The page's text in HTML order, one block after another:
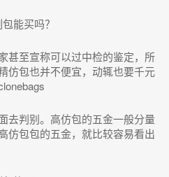
甚至宣称可以过中检的鉴定，所
仿包也并不便宜，动辄也要千元
去判别。高仿包的五金一般分量
仿包包的五金，就比较容易看出